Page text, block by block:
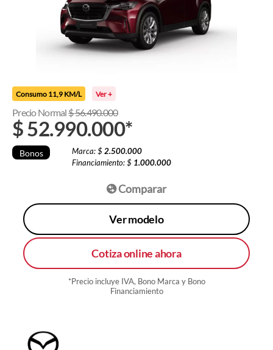
Consumo 11,9 KM/L Ver +
Precio Normal$56.490.000
$52.990.000*
Bonos Marca: $ 2.500.000
Financiamiento: $ 1.000.000
Comparar
Ver modelo
Cotiza online ahora
*Precio incluye IVA, Bono Marca y Bono
Financiamiento